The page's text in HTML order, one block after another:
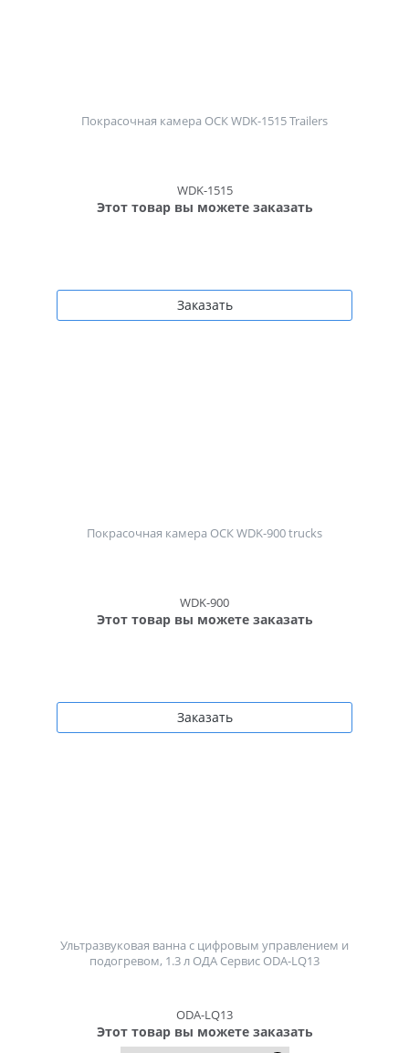
Покрасочная камера ОСК WDK-1515 Trailers
WDK-1515
Этот товар вы можете заказать
Заказать
Покрасочная камера ОСК WDK-900 trucks
WDK-900
Этот товар вы можете заказать
Заказать
Ультразвуковая ванна с цифровым управлением и
подогревом, 1.3 л ОДА Сервис ODA-LQ13
ODA-LQ13
Этот товар вы можете заказать